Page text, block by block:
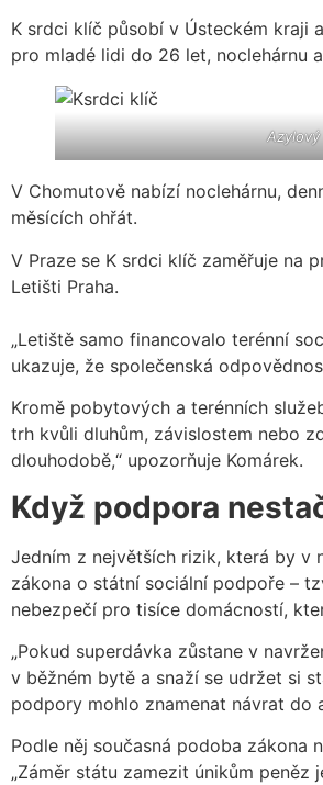
K srdci klíč působí v Ústeckém kraji
pro mladé lidi do 26 let, noclehárnu
V Chomutově nabízí noclehárnu,
měsících ohřát.
V Praze se K srdci klíč zaměřuje na
Letišti Praha.
„Letiště samo financovalo terénní
ukazuje, že společenská
Kromě pobytových a terénních
trh kvůli dluhům, závislostem nebo
dlouhodobě,“ upozorňuje Komárek.
Když podpora
Jedním z největších rizik, která by v
zákona o státní sociální podpoře –
nebezpečí pro tisíce domácností,
„Pokud superdávka zůstane v
v běžném bytě a snaží se udržet si
podpory mohlo znamenat návrat do
Podle něj současná podoba zákona
„Záměr státu zamezit únikům